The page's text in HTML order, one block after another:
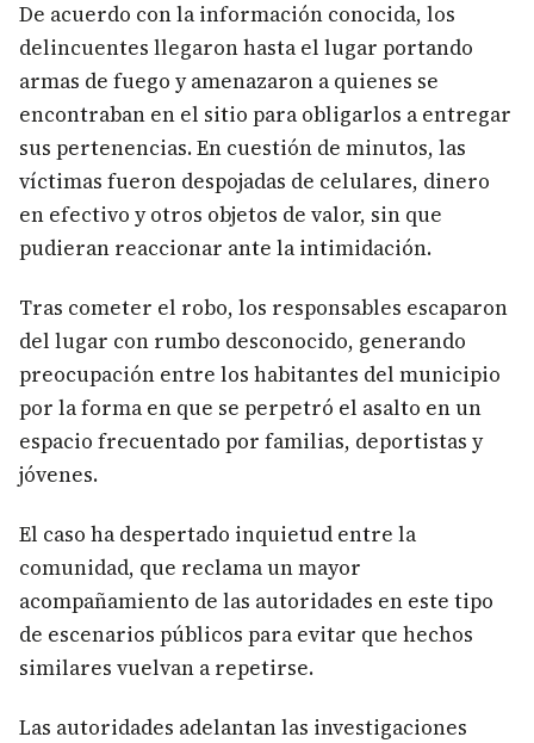
De acuerdo con la información conocida, los
delincuentes llegaron hasta el lugar portando
armas de fuego y amenazaron a quienes se
encontraban en el sitio para obligarlos a entregar
sus pertenencias. En cuestión de minutos, las
víctimas fueron despojadas de celulares, dinero
en efectivo y otros objetos de valor, sin que
pudieran reaccionar ante la intimidación.
Tras cometer el robo, los responsables escaparon
del lugar con rumbo desconocido, generando
preocupación entre los habitantes del municipio
por la forma en que se perpetró el asalto en un
espacio frecuentado por familias, deportistas y
jóvenes.
El caso ha despertado inquietud entre la
comunidad, que reclama un mayor
acompañamiento de las autoridades en este tipo
de escenarios públicos para evitar que hechos
similares vuelvan a repetirse.
Las autoridades adelantan las investigaciones